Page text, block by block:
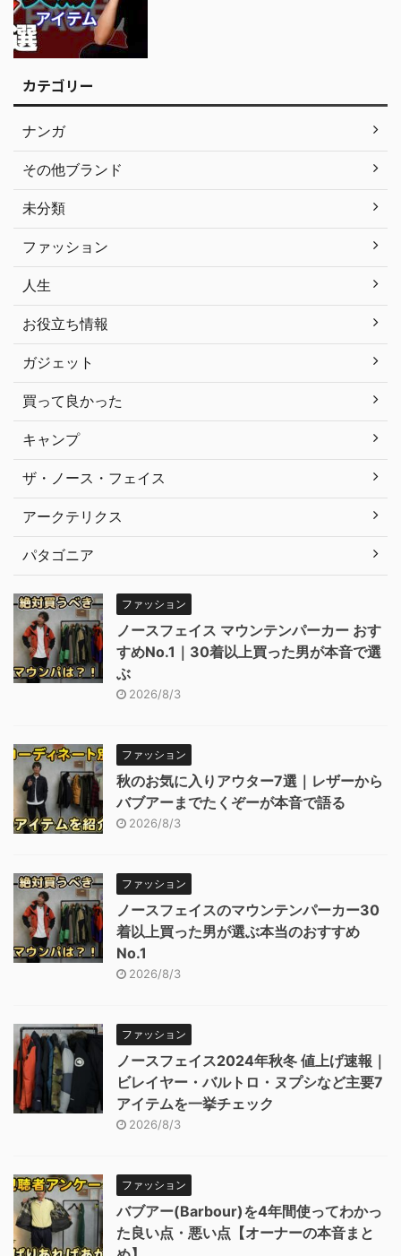
カテゴリー
ナンガ
その他ブランド
未分類
ファッション
人生
お役立ち情報
ガジェット
買って良かった
キャンプ
ザ・ノース・フェイス
アークテリクス
パタゴニア
ファッション
ノースフェイス マウンテンパーカー おす
すめNo.1｜30着以上買った男が本音で選
ぶ
2026/8/3
ファッション
秋のお気に入りアウター7選｜レザーから
バブアーまでたくぞーが本音で語る
2026/8/3
ファッション
ノースフェイスのマウンテンパーカー30
着以上買った男が選ぶ本当のおすすめ
No.1
2026/8/3
ファッション
ノースフェイス2024年秋冬 値上げ速報｜
ビレイヤー・バルトロ・ヌプシなど主要7
アイテムを一挙チェック
2026/8/3
ファッション
バブアー(Barbour)を4年間使ってわかっ
た良い点・悪い点【オーナーの本音まと